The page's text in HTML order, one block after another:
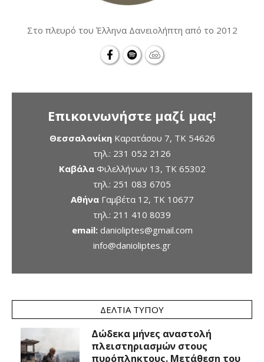
Στο πλευρό του Έλληνα Δανειολήπτη από το 2012
Επικοινωνήστε μαζί μας!
ΘεσσαλονίκηΚαρατάσου 7, TK 54626
τηλ.: 231 052 2126
ΚαβάλαΦιλελλήνων 13, ΤΚ 65302
τηλ.: 251 083 6705
ΑθήναΓαμβέτα 12, ΤΚ 10677
τηλ.: 211 410 8039
email: danioliptes@gmail.com
info@danioliptes.gr
ΔΕΛΤΊΑ ΤΎΠΟΥ
Δώδεκα μήνες αναστολή
πλειστηριασμών στους
πυρόπληκτους. Μετάθεση του